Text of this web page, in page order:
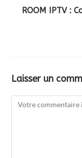
ROOM IPTV :
Laisser un